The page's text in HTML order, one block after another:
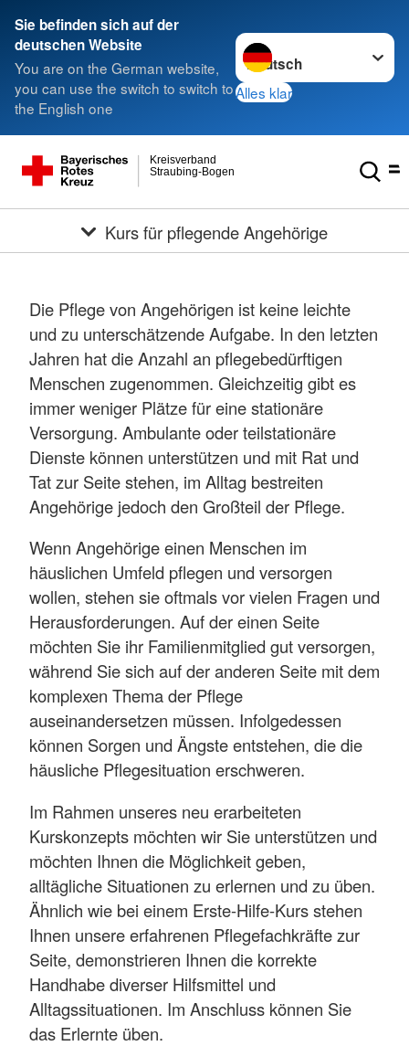
Sie befinden sich auf der
deutschen Website
You are on the German website,
you can use the switch to switch to
the English one
Sprache wechseln zu
Alles klar
Straubing-Bogen
Kreisverband
Kurs für pflegende Angehörige
Die Pflege von Angehörigen ist keine leichte
und zu unterschätzende Aufgabe. In den letzten
Jahren hat die Anzahl an pflegebedürftigen
Menschen zugenommen. Gleichzeitig gibt es
immer weniger Plätze für eine stationäre
Versorgung. Ambulante oder teilstationäre
Dienste können unterstützen und mit Rat und
Tat zur Seite stehen, im Alltag bestreiten
Angehörige jedoch den Großteil der Pflege.
Wenn Angehörige einen Menschen im
häuslichen Umfeld pflegen und versorgen
wollen, stehen sie oftmals vor vielen Fragen und
Herausforderungen. Auf der einen Seite
möchten Sie ihr Familienmitglied gut versorgen,
während Sie sich auf der anderen Seite mit dem
komplexen Thema der Pflege
auseinandersetzen müssen. Infolgedessen
können Sorgen und Ängste entstehen, die die
häusliche Pflegesituation erschweren.
Im Rahmen unseres neu erarbeiteten
Kurskonzepts möchten wir Sie unterstützen und
möchten Ihnen die Möglichkeit geben,
alltägliche Situationen zu erlernen und zu üben.
Ähnlich wie bei einem Erste-Hilfe-Kurs stehen
Ihnen unsere erfahrenen Pflegefachkräfte zur
Seite, demonstrieren Ihnen die korrekte
Handhabe diverser Hilfsmittel und
Alltagssituationen. Im Anschluss können Sie
das Erlernte üben.